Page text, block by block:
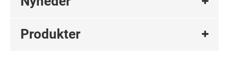
Produkter